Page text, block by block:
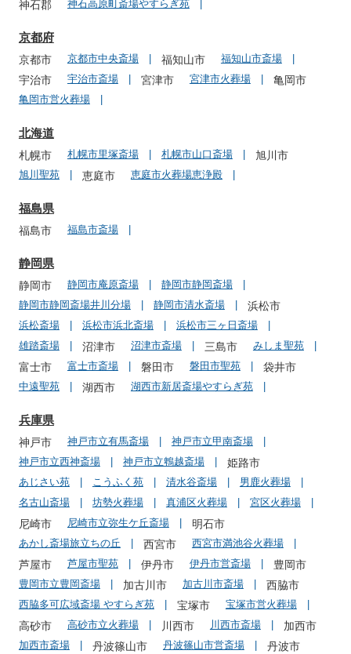
神石郡 神石高原町斎場やすらぎ苑
京都府
京都市 京都市中央斎場 福知山市 福知山市斎場
宇治市 宇治市斎場 宮津市 宮津市火葬場 亀岡市
亀岡市営火葬場
北海道
札幌市 札幌市里塚斎場 札幌市山口斎場 旭川市
旭川聖苑 恵庭市 恵庭市火葬場恵浄殿
福島県
福島市 福島市斎場
静岡県
静岡市 静岡市庵原斎場
静岡市静岡斎場
静岡市静岡斎場井川分場
静岡市清水斎場 浜松市
浜松斎場 浜松市浜北斎場
浜松市三ヶ日斎場
雄踏斎場
沼津市 沼津市斎場 三島市 みしま聖苑
富士市 富士市斎場 磐田市 磐田市聖苑 袋井市
中遠聖苑 湖西市 湖西市新居斎場やすらぎ苑
兵庫県
神戸市 神戸市立有馬斎場
神戸市立甲南斎場
神戸市立西神斎場
神戸市立鵯越斎場 姫路市
あじさい苑 こうふく苑 清水谷斎場
男鹿火葬場
名古山斎場
坊勢火葬場 真浦区火葬場 宮区火葬場
尼崎市 尼崎市立弥生ケ丘斎場 明石市
あかし斎場旅立ちの丘 西宮市 西宮市満池谷火葬場
芦屋市 芦屋市聖苑 伊丹市 伊丹市営斎場 豊岡市
豊岡市立豊岡斎場 加古川市 加古川市斎場 西脇市
西脇多可広域斎場 やすらぎ苑 宝塚市 宝塚市営火葬場
高砂市 高砂市立火葬場 川西市 川西市斎場 加西市
加西市斎場 丹波篠山市 丹波篠山市営斎場 丹波市